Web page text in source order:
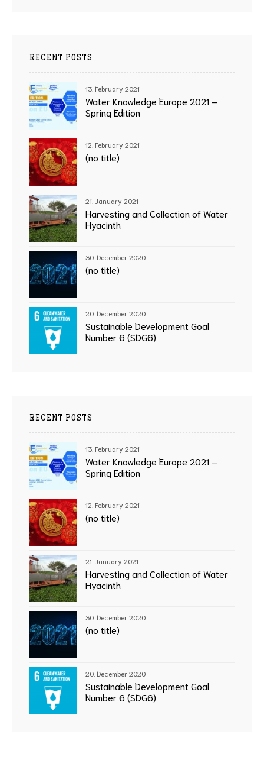
RECENT POSTS
Water Knowledge Europe 2021 –
Spring Edition
13. February 2021
(no title)
12. February 2021
Harvesting and Collection of Water
Hyacinth
21. January 2021
(no title)
30. December 2020
Sustainable Development Goal
Number 6 (SDG6)
20. December 2020
RECENT POSTS
Water Knowledge Europe 2021 –
Spring Edition
13. February 2021
(no title)
12. February 2021
Harvesting and Collection of Water
Hyacinth
21. January 2021
(no title)
30. December 2020
Sustainable Development Goal
Number 6 (SDG6)
20. December 2020